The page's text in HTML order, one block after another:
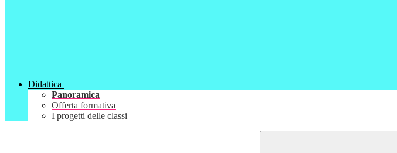
Didattica
Panoramica
Offerta formativa
I progetti delle classi